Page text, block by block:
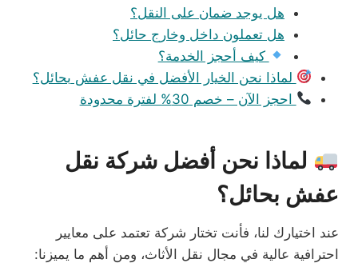
هل يوجد ضمان على النقل؟
هل تعملون داخل وخارج حائل؟
كيف أحجز الخدمة؟
لماذا نحن الخيار الأفضل في نقل عفش بحائل؟
احجز الآن – خصم 30% لفترة محدودة
لماذا نحن أفضل شركة نقل
عفش بحائل؟
عند اختيارك لنا، فأنت تختار شركة تعتمد على معايير
احترافية عالية في مجال نقل الأثاث، ومن أهم ما يميزنا: